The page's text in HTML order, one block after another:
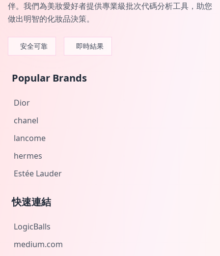
伴。我們為美妝愛好者提供專業級批次代碼分析工具，助您
做出明智的化妝品決策。
安全可靠 即時結果
Popular Brands
Dior
chanel
lancome
hermes
Estée Lauder
快速連結
LogicBalls
medium.com